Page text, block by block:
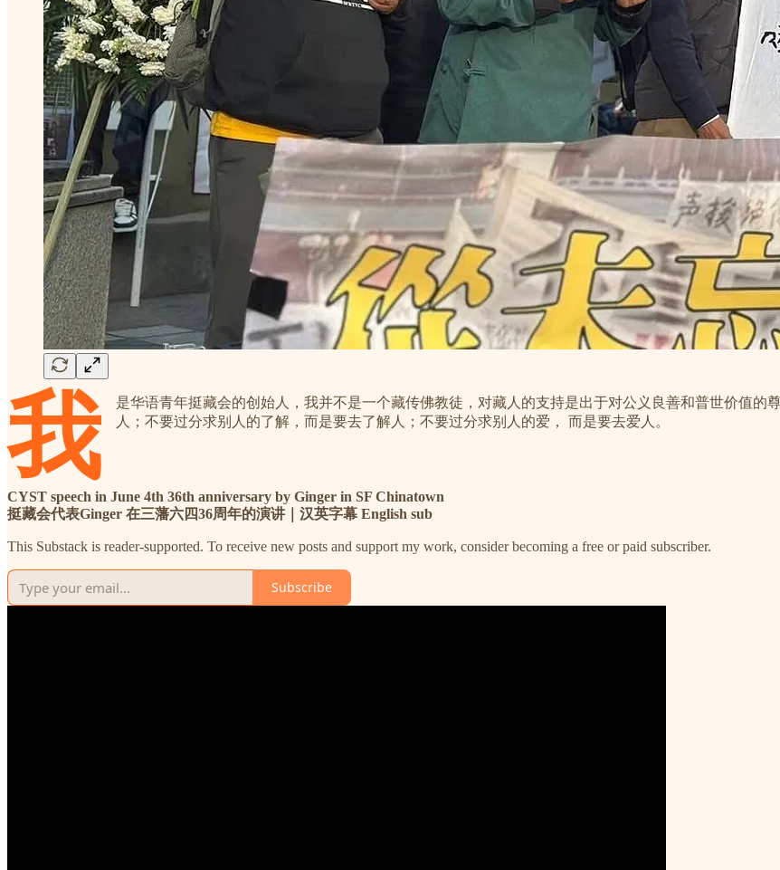
我
是华语青年挺藏会的创始人，我并不是一个藏传佛教徒，对藏人的支持是出于对公义良善和普世价值
人；不要过分求别人的了解，而是要去了解人；不要过分求别人的爱， 而是要去爱人。
CYST speech in June 4th 36th anniversary by Ginger in SF Chinatown
挺藏会代表Ginger 在三藩六四36周年的演讲｜汉英字幕 English sub
This Substack is reader-supported. To receive new posts and support my work, consider becoming a free or paid subscriber.
Subscribe